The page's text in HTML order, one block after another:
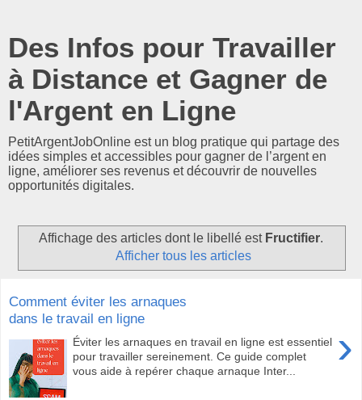
Des Infos pour Travailler
à Distance et Gagner de
l'Argent en Ligne
PetitArgentJobOnline est un blog pratique qui partage des
idées simples et accessibles pour gagner de l’argent en
ligne, améliorer ses revenus et découvrir de nouvelles
opportunités digitales.
Affichage des articles dont le libellé est Fructifier.
Afficher tous les articles
Comment éviter les arnaques
dans le travail en ligne
›
Éviter les arnaques en travail en ligne est essentiel
pour travailler sereinement. Ce guide complet
vous aide à repérer chaque arnaque Inter...